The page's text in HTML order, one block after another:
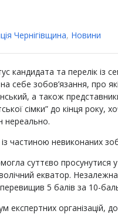
Чернігівщина, Новини
кандидата та перелік із
себе зобов’язання, про
а також
сімки” до кінця року,
нереально.
частиною невиконаних
суттєво просунутися
екватор.
5 балів за 10-
експертних організацій,